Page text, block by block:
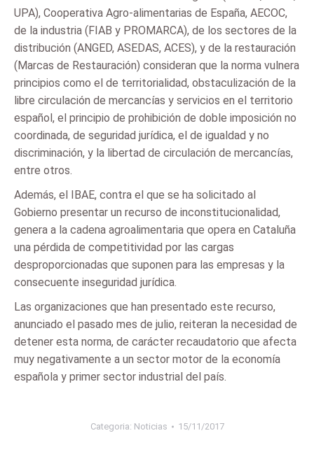
UPA), Cooperativa Agro-alimentarias de España, AECOC,
de la industria (FIAB y PROMARCA), de los sectores de la
distribución (ANGED, ASEDAS, ACES), y de la restauración
(Marcas de Restauración) consideran que la norma vulnera
principios como el de territorialidad, obstaculización de la
libre circulación de mercancías y servicios en el territorio
español, el principio de prohibición de doble imposición no
coordinada, de seguridad jurídica, el de igualdad y no
discriminación, y la libertad de circulación de mercancías,
entre otros.
Además, el IBAE, contra el que se ha solicitado al
Gobierno presentar un recurso de inconstitucionalidad,
genera a la cadena agroalimentaria que opera en Cataluña
una pérdida de competitividad por las cargas
desproporcionadas que suponen para las empresas y la
consecuente inseguridad jurídica.
Las organizaciones que han presentado este recurso,
anunciado el pasado mes de julio, reiteran la necesidad de
detener esta norma, de carácter recaudatorio que afecta
muy negativamente a un sector motor de la economía
española y primer sector industrial del país.
Categoria: Noticias 15/11/2017